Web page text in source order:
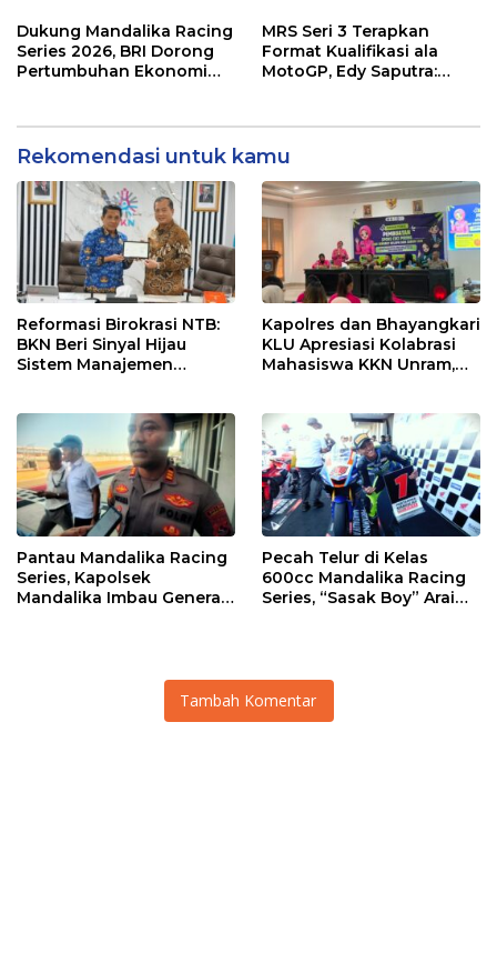
NTB
Menuju Tingkat Asia
Dukung Mandalika Racing
Series 2026, BRI Dorong
Pertumbuhan Ekonomi
MRS Seri 3 Terapkan
Format Kualifikasi ala
MotoGP, Edy Saputra:
Rekomendasi untuk kamu
Reformasi Birokrasi NTB:
BKN Beri Sinyal Hijau
Sistem Manajemen
Kapolres dan Bhayangkari
KLU Apresiasi Kolabrasi
Mahasiswa KKN Unram,
Pantau Mandalika Racing
Series, Kapolsek
Mandalika Imbau Generasi
Pecah Telur di Kelas
600cc Mandalika Racing
Series, “Sasak Boy” Arai
Tambah Komentar